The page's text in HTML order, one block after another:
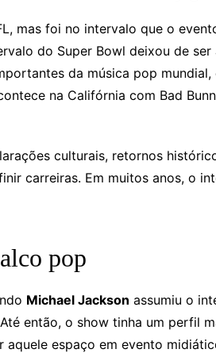
mas foi no intervalo que o
do Super Bowl deixou de ser
da música pop
na Califórnia com Bad
culturais, retornos
carreiras. Em muitos anos, o
pop
Michael Jackson assumiu o
então, o show tinha um perfil
espaço em evento